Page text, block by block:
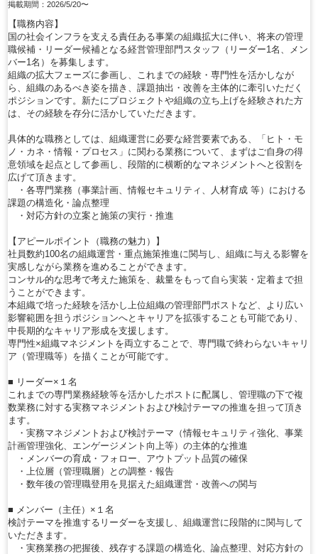
掲載期間：2026/5/20〜
【職務内容】
国の社会インフラを支える責任ある事業の組織拡大に伴い、将来の管理
職候補・リーダー候補となる経営管理部門スタッフ（リーダー1名、メン
バー1名）を募集します。
組織の拡大フェーズに参画し、これまでの経験・専門性を活かしなが
ら、組織のあるべき姿を描き、課題抽出・改善を主体的に牽引いただく
ポジションです。新たにプロジェクトや組織の立ち上げを経験された方
は、その経験を存分に活かしていただきます。
具体的な職務としては、組織運営に必要な経営要素である、「ヒト・モ
ノ・カネ・情報・プロセス」に関わる業務について、まずはご自身の得
意領域を起点として参画し、段階的に横断的なマネジメントへと役割を
広げて頂きます。
・各専門業務（事業計画、情報セキュリティ、人材育成 等）における
課題の構造化・論点整理
・対応方針の立案と施策の実行・推進
【アピールポイント（職務の魅力）】
社員数約100名の組織運営・重点施策推進に関与し、組織に与える影響を
実感しながら業務を進めることができます。
コンサル的な思考で考えた施策を、裁量をもって自ら実装・定着まで担
うことができます。
本組織で培った経験を活かし上位組織の管理部門ポストなど、より広い
影響範囲を担うポジションへとキャリアを拡張することも可能であり、
中長期的なキャリア形成を支援します。
専門性×組織マネジメントを両立することで、専門職で終わらないキャリ
ア（管理職等）を描くことが可能です。
■ リーダー×１名
これまでの専門業務経験等を活かしたポストに配属し、管理職の下で複
数業務に対する実務マネジメントおよび検討テーマの推進を担って頂き
ます。
・実務マネジメントおよび検討テーマ（情報セキュリティ強化、事業
計画管理強化、エンゲージメント向上等）の主体的な推進
・メンバーの育成・フォロー、アウトプット品質の確保
・上位層（管理職層）との調整・報告
・数年後の管理職登用を見据えた組織運営・改善への関与
■ メンバー（主任）×１名
検討テーマを推進するリーダーを支援し、組織運営に段階的に関与して
いただきます。
・実務業務の把握後、残存する課題の構造化、論点整理、対応方針の